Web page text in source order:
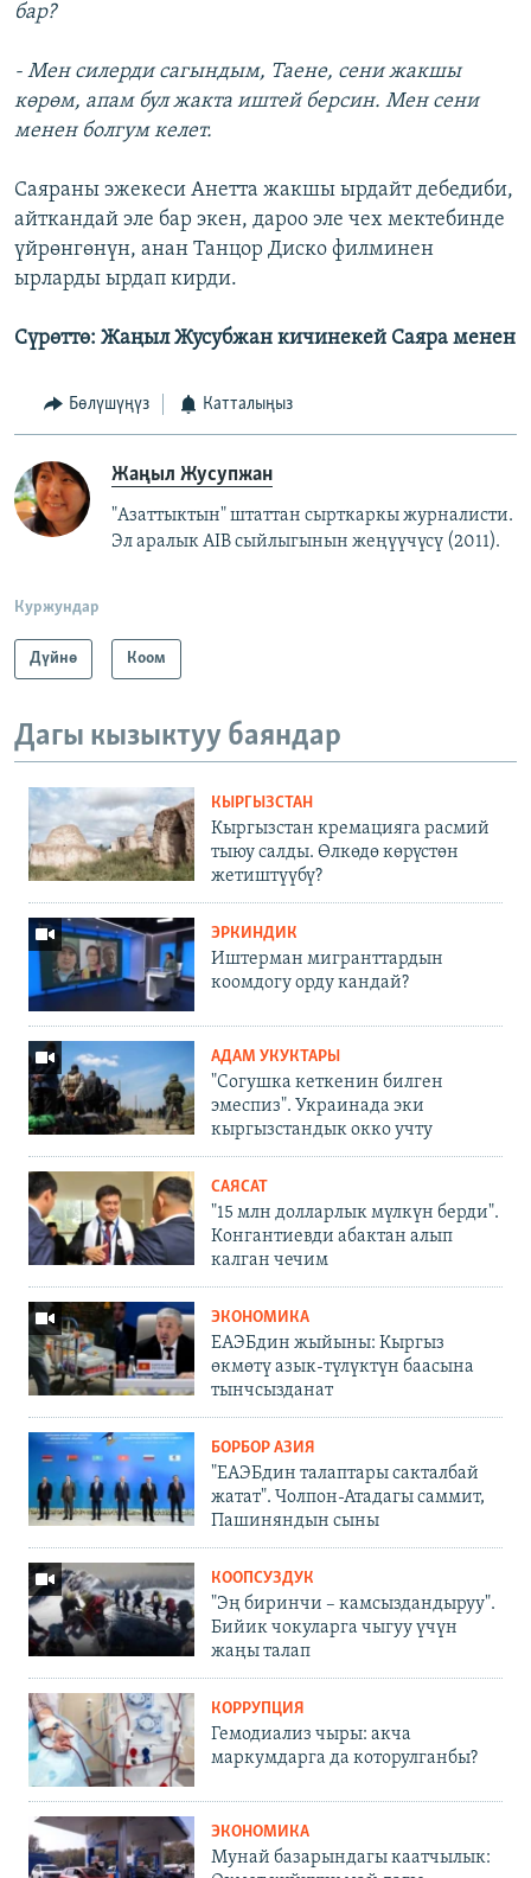
бар?
- Мен силерди сагындым, Таене, сени жакшы
көрөм, апам бул жакта иштей берсин. Мен сени
менен болгум келет.
Саяраны эжекеси Анетта жакшы ырдайт дебедиби,
айткандай эле бар экен, дароо эле чех мектебинде
үйрөнгөнүн, анан Танцор Диско филминен
ырларды ырдап кирди.
Сүрөттө: Жаңыл Жусубжан кичинекей Саяра менен
Бөлүшүңүз Катталыңыз
Жаңыл Жусупжан
"Азаттыктын" штаттан сырткаркы журналисти.
Эл аралык AIB сыйлыгынын жеңүүчүсү (2011).
Куржундар
Дүйнө Коом
Дагы кызыктуу баяндар
КЫРГЫЗСТАН
Кыргызстан кремацияга расмий
тыюу салды. Өлкөдө көрүстөн
жетиштүүбү?
ЭРКИНДИК
Иштерман мигранттардын
коомдогу орду кандай?
АДАМ УКУКТАРЫ
"Согушка кеткенин билген
эмеспиз". Украинада эки
кыргызстандык окко учту
САЯСАТ
"15 млн долларлык мүлкүн берди".
Конгантиевди абактан алып
калган чечим
ЭКОНОМИКА
ЕАЭБдин жыйыны: Кыргыз
өкмөтү азык-түлүктүн баасына
тынчсызданат
БОРБОР АЗИЯ
"ЕАЭБдин талаптары сакталбай
жатат". Чолпон-Атадагы саммит,
Пашиняндын сыны
КООПСУЗДУК
"Эң биринчи – камсыздандыруу".
Бийик чокуларга чыгуу үчүн
жаңы талап
КОРРУПЦИЯ
Гемодиализ чыры: акча
маркумдарга да которулганбы?
ЭКОНОМИКА
Мунай базарындагы каатчылык: